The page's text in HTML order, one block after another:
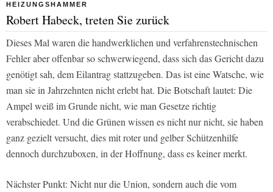
HEIZUNGSHAMMER
Robert Habeck, treten Sie zurück
Dieses Mal waren die handwerklichen und verfahrenstechnischen
Fehler aber offenbar so schwerwiegend, dass sich das Gericht dazu
genötigt sah, dem Eilantrag stattzugeben. Das ist eine Watsche, wie
man sie in Jahrzehnten nicht erlebt hat. Die Botschaft lautet: Die
Ampel weiß im Grunde nicht, wie man Gesetze richtig
verabschiedet. Und die Grünen wissen es nicht nur nicht, sie haben
ganz gezielt versucht, dies mit roter und gelber Schützenhilfe
dennoch durchzuboxen, in der Hoffnung, dass es keiner merkt.
Nächster Punkt: Nicht nur die Union, sondern auch die vom